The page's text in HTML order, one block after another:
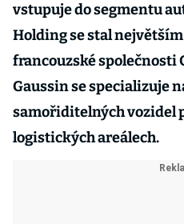
vstupuje do segmentu
Holding se stal
francouzské společnosti
Gaussin se specializuje
samořiditelných vozidel
logistických areálech.